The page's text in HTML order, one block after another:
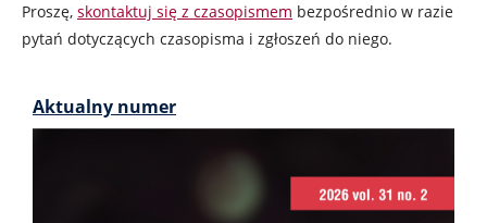
Proszę, skontaktuj się z czasopismem bezpośrednio w razie
pytań dotyczących czasopisma i zgłoszeń do niego.
Aktualny numer